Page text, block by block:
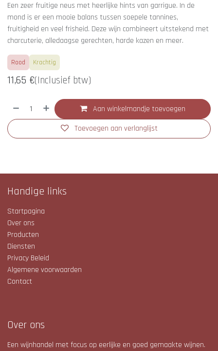
Een zeer fruitige neus met heerlijke hints van garrigue. In de
mond is er een mooie balans tussen soepele tannines,
fruitigheid en veel frisheid. Deze wijn combineert uitstekend met
charcuterie, alledaagse gerechten, harde kazen en meer.
Rood Krachtig
11,65 €(Inclusief btw)
Aan winkelmandje toevoegen
Toevoegen aan verlanglijst
Handige links
Startpagina
Over ons
Producten
Diensten
Privacy Beleid
Algemene voorwaarden
Contact
Over ons
Een wijnhandel met focus op eerlijke en goed gemaakte wijnen.